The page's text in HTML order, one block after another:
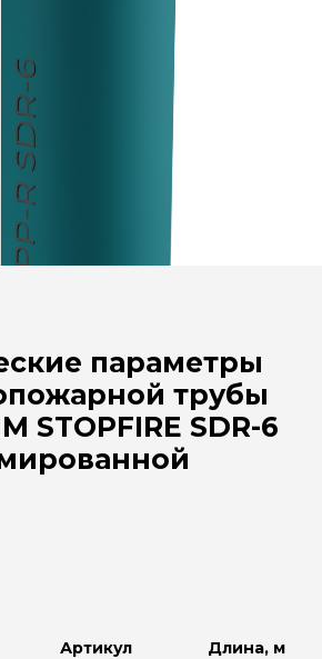
параметры
трубы
STOPFIRE SDR-6
Артикул Длина, м